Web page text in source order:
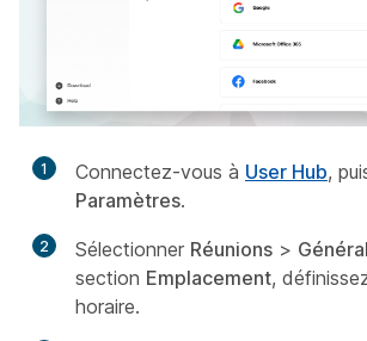
1 Connectez-vous à User Hub,
Paramètres.
2 Sélectionner Réunions > Général
section Emplacement,
horaire.